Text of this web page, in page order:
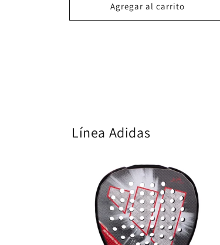
Agregar al carrito
Línea Adidas